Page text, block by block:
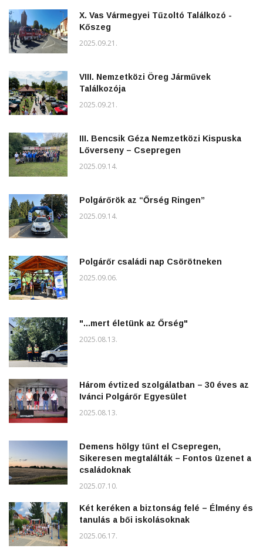
X. Vas Vármegyei Tűzoltó Találkozó -
Kőszeg
2025.09.21.
VIII. Nemzetközi Öreg Járművek
Találkozója
2025.09.21.
III. Bencsik Géza Nemzetközi Kispuska
Lőverseny – Csepregen
2025.09.14.
Polgárőrök az “Őrség Ringen”
2025.09.14.
Polgárőr családi nap Csörötneken
2025.09.06.
"...mert életünk az Őrség"
2025.08.13.
Három évtized szolgálatban – 30 éves az
Ivánci Polgárőr Egyesület
2025.08.13.
Demens hölgy tűnt el Csepregen,
Sikeresen megtalálták – Fontos üzenet a
családoknak
2025.07.10.
Két keréken a biztonság felé – Élmény és
tanulás a bői iskolásoknak
2025.06.17.